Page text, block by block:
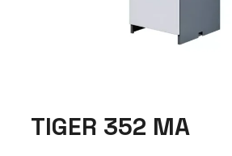
TIGER 352 MA